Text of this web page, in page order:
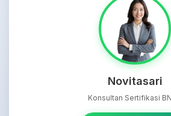
Novitasari
Konsultan Sertifikasi